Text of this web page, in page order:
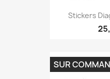
Stickers
SUR